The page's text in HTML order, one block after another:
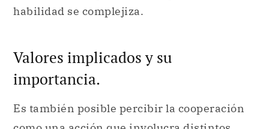
habilidad se complejiza.
Valores implicados y su
importancia.
Es también posible percibir la cooperación